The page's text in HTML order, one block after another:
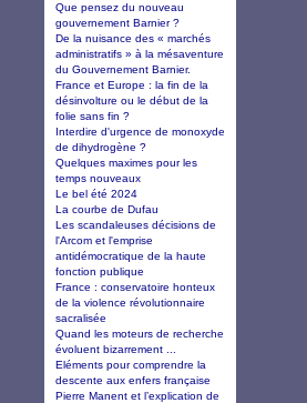
Que pensez du nouveau
gouvernement Barnier ?
De la nuisance des « marchés
administratifs » à la mésaventure
du Gouvernement Barnier.
France et Europe : la fin de la
désinvolture ou le début de la
folie sans fin ?
Interdire d'urgence de monoxyde
de dihydrogène ?
Quelques maximes pour les
temps nouveaux
Le bel été 2024
La courbe de Dufau
Les scandaleuses décisions de
l'Arcom et l'emprise
antidémocratique de la haute
fonction publique
France : conservatoire honteux
de la violence révolutionnaire
sacralisée
Quand les moteurs de recherche
évoluent bizarrement ...
Eléments pour comprendre la
descente aux enfers française
Pierre Manent et l’explication de